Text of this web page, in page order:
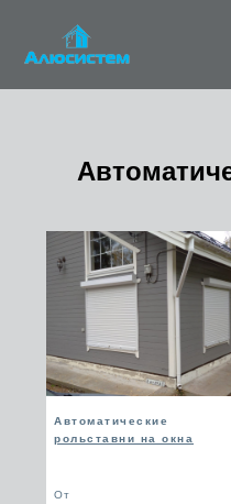
Автоматические
рольставни на окна
От